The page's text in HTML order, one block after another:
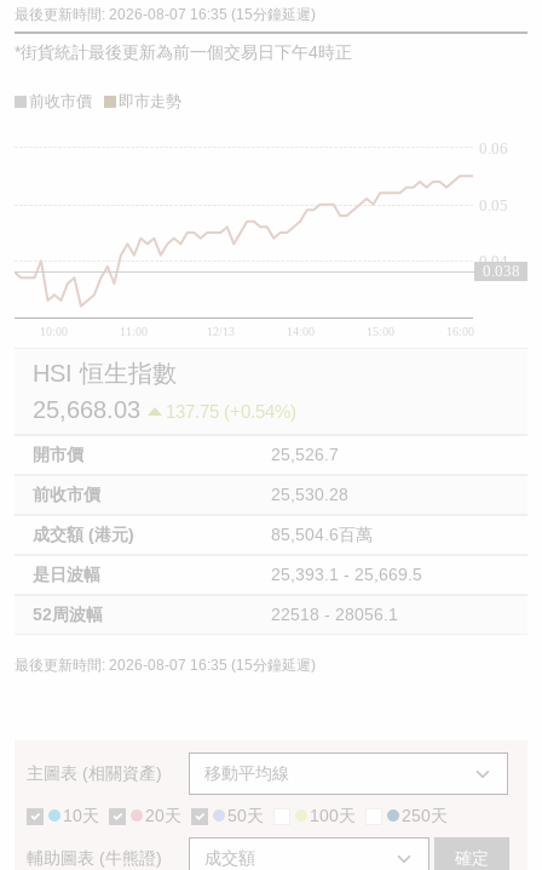
最後更新時間: 2026-08-07 16:35 (15分鐘延遲)
*街貨統計最後更新為前一個交易日下午4時正
前收市價 即市走勢
10:00 11:00 12/13 14:00 15:00 16:00
0.04
0.05
0.06
0.038
HSI 恒生指數
25,668.03
137.75 (+0.54%)
開市價 25,526.7
前收市價 25,530.28
成交額 (港元) 85,504.6百萬
是日波幅 25,393.1 - 25,669.5
52周波幅 22518 - 28056.1
最後更新時間: 2026-08-07 16:35 (15分鐘延遲)
主圖表 (相關資產)
10天 20天 50天 100天 250天
輔助圖表 (牛熊證) 確定